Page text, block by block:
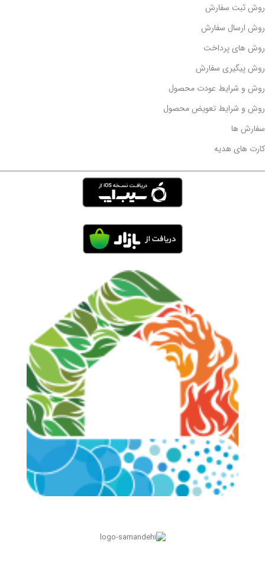
روش ثبت سفارش
روش ارسال سفارش
روش های پرداخت
روش پیگیری سفارش
روش و شرایط عودت محصول
روش و شرایط تعویض محصول
سفارش ها
کارت های هدیه